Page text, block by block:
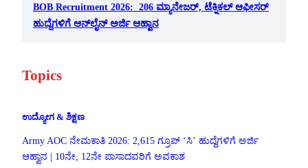
BOB Recruitment 2026: 206 ಮ್ಯಾನೇಜರ್, ಟೆಕ್ನಿಕಲ್ ಆಫೀಸರ್
ಹುದ್ದೆಗಳಿಗೆ ಆನ್‌ಲೈನ್ ಅರ್ಜಿ ಆಹ್ವಾನ
Topics
ಉದ್ಯೋಗ & ಶಿಕ್ಷಣ
Army AOC ನೇಮಕಾತಿ 2026: 2,615 ಗ್ರೂಪ್ ‘ಸಿ’ ಹುದ್ದೆಗಳಿಗೆ ಅರ್ಜಿ
ಆಹ್ವಾನ | 10ನೇ, 12ನೇ ಪಾಸಾದವರಿಗೆ ಅವಕಾಶ